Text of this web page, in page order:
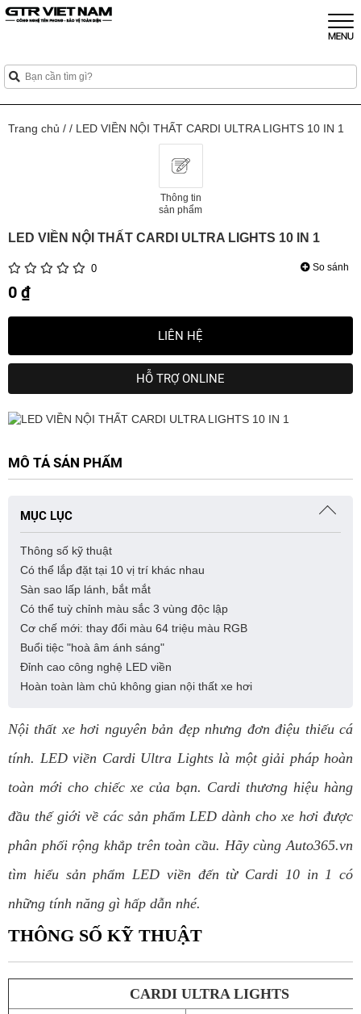
Trang chủ / / LED VIỀN NỘI THẤT CARDI ULTRA LIGHTS 10 IN 1
Thông tin
sản phẩm
LED VIỀN NỘI THẤT CARDI ULTRA LIGHTS 10 IN 1
0 So sánh
0 ₫
LIÊN HỆ
HỖ TRỢ ONLINE
MÔ TẢ SẢN PHẨM
MỤC LỤC
Thông số kỹ thuật
Có thể lắp đặt tại 10 vị trí khác nhau
Sàn sao lấp lánh, bắt mắt
Có thể tuỳ chỉnh màu sắc 3 vùng độc lập
Cơ chế mới: thay đổi màu 64 triệu màu RGB
Buổi tiệc "hoà âm ánh sáng"
Đỉnh cao công nghệ LED viền
Hoàn toàn làm chủ không gian nội thất xe hơi
Nội thất xe hơi nguyên bản đẹp nhưng đơn điệu thiếu cá
tính. LED viền Cardi Ultra Lights là một giải pháp hoàn
toàn mới cho chiếc xe của bạn. Cardi thương hiệu hàng
đầu thế giới về các sản phẩm LED dành cho xe hơi được
phân phối rộng khắp trên toàn cầu. Hãy cùng Auto365.vn
tìm hiểu sản phẩm LED viền đến từ Cardi 10 in 1 có
những tính năng gì hấp dẫn nhé.
THÔNG SỐ KỸ THUẬT
CARDI ULTRA LIGHTS